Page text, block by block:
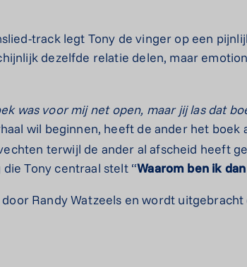
track legt Tony de vinger op een
dezelfde relatie delen, maar
was voor mij net open, maar jij las dat
wil beginnen, heeft de ander het boek
terwijl de ander al afscheid heeft
Tony centraal stelt “Waarom ben ik dan
Randy Watzeels en wordt